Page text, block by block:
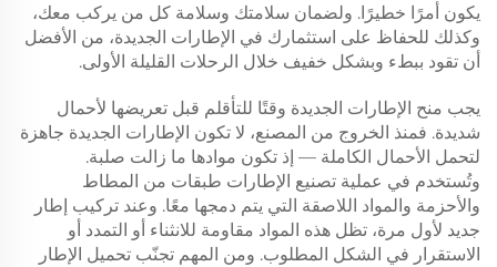
يكون أمرًا خطيرًا. ولضمان سلامتك وسلامة كل من يركب معك،
وكذلك للحفاظ على استثمارك في الإطارات الجديدة، من الأفضل
أن تقود ببطء وبشكل خفيف خلال الرحلات القليلة الأولى.
يجب منح الإطارات الجديدة وقتًا للتأقلم قبل تعريضها لأحمال
شديدة. فمنذ الخروج من المصنع، لا تكون الإطارات الجديدة جاهزة
لتحمل الأحمال الكاملة — إذ تكون موادها ما زالت صلبة.
وتُستخدم في عملية تصنيع الإطارات طبقات من المطاط
والأحزمة والمواد اللاصقة التي يتم دمجها معًا. وعند تركيب إطار
جديد لأول مرة، تظل هذه المواد مقاومة للانثناء أو التمدد أو
الاستقرار في الشكل المطلوب. ومن المهم تجنّب تحميل الإطار